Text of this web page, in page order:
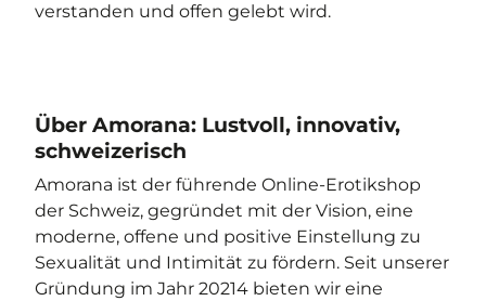
verstanden und offen gelebt wird.
Über Amorana: Lustvoll, innovativ,
schweizerisch
Amorana ist der führende Online-Erotikshop
der Schweiz, gegründet mit der Vision, eine
moderne, offene und positive Einstellung zu
Sexualität und Intimität zu fördern. Seit unserer
Gründung im Jahr 20214 bieten wir eine